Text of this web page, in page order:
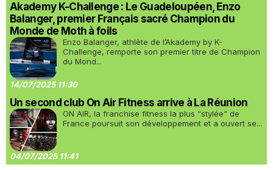
Akademy K-Challenge : Le Guadeloupéen, Enzo
Balanger, premier Français sacré Champion du
Monde de Moth à foils
Enzo Balanger, athlète de l’Akademy by K-
Challenge, remporte son premier titre de Champion
du Mond...
14/07/2025 11:30
Un second club On Air Fitness arrive à La Réunion
ON AIR, la franchise fitness la plus “stylée” de
France poursuit son développement et a ouvert se...
04/07/2025 11:41